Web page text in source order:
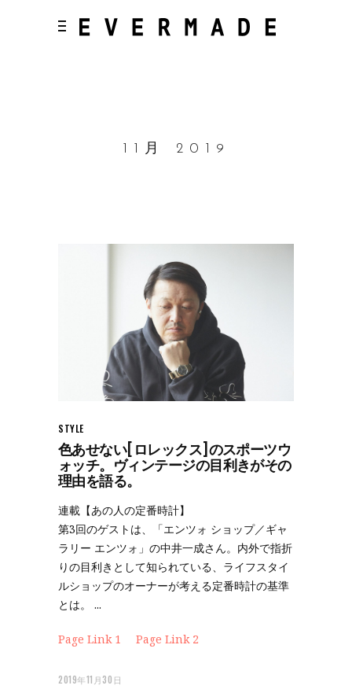
11月 2019
STYLE
色あせない[ロレックス]のスポーツウ
ォッチ。ヴィンテージの目利きがその
理由を語る。
連載【あの人の定番時計】
第3回のゲストは、「エンツォ ショップ／ギャ
ラリー エンツォ」の中井一成さん。内外で指折
りの目利きとして知られている、ライフスタイ
ルショップのオーナーが考える定番時計の基準
とは。
Page Link 1 Page Link 2
2019年11月30日